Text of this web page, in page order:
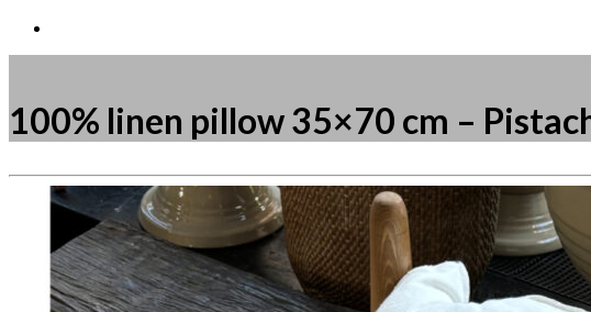
100% linen pillow 35×70 cm –
Måske kunne nogle af disse produkter have din interesse?